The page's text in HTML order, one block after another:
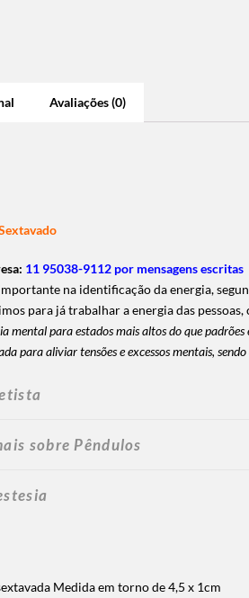
Avaliações (0)
11 95038-9112 por mensagens escritas
na identificação da energia,
para já trabalhar a energia das
mental para estados mais altos do que padrões
para aliviar tensões e excessos mentais,
sobre Pêndulos
Medida em torno de 4,5 x 1cm